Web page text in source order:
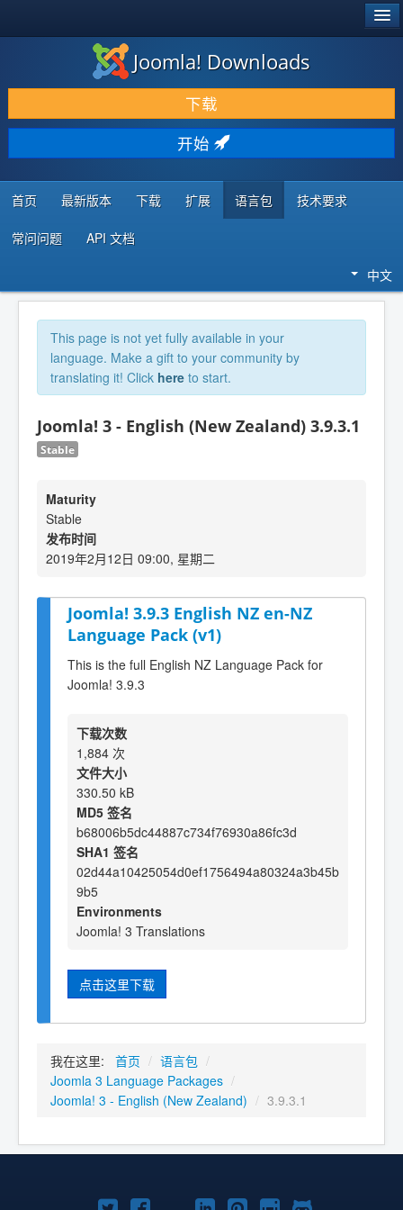
下载 & 扩展
发现 & 学习
社区 & 支持
开发者资源
Joomla! Downloads
下载
开始
首页 最新版本 下载 扩展 语言包 技术要求
常问问题 API 文档
中文
This page is not yet fully available in your
language. Make a gift to your community by
translating it! Click here to start.
Joomla! 3 - English (New Zealand) 3.9.3.1
Stable
Maturity
Stable
发布时间
2019年2月12日 09:00, 星期二
Joomla! 3.9.3 English NZ en-NZ
Language Pack (v1)
This is the full English NZ Language Pack for
Joomla! 3.9.3
下载次数
1,884 次
文件大小
330.50 kB
MD5 签名
b68006b5dc44887c734f76930a86fc3d
SHA1 签名
02d44a10425054d0ef1756494a80324a3b45b
9b5
Environments
Joomla! 3 Translations
点击这里下载
我在这里: 首页 / 语言包 /
Joomla 3 Language Packages /
Joomla! 3 - English (New Zealand) / 3.9.3.1